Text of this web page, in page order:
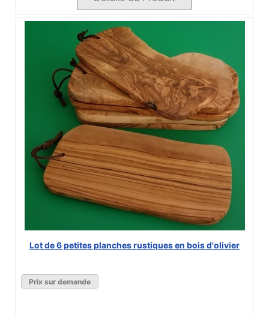
Lot de 6 petites planches rustiques en bois d'olivier
Prix sur demande